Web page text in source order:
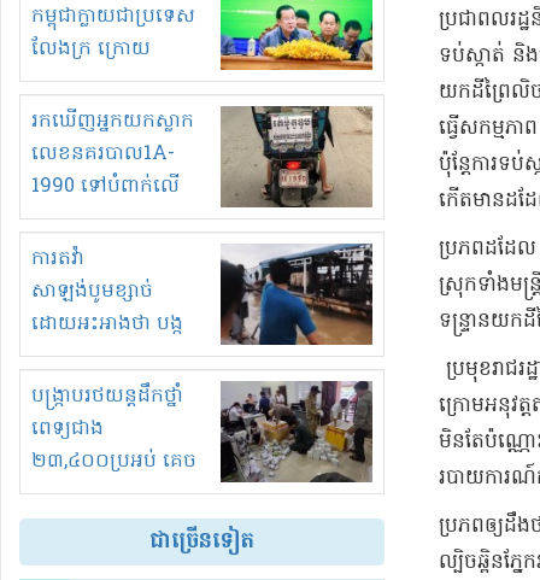
កម្ពុជាក្លាយជាប្រទេស
លែងក្រ ក្រោយ
ឆ្នាំ២០៣០
រកឃើញអ្នកយកស្លាក
លេខនគរបាល1A-
1990 ទៅបំពាក់លើ
ម៉ូតូរបស់ខ្លួន ដាកផ្លាក
រត់ឌុបហើយ
ការតវ៉ា
សាឡង់បូមខ្សាច់
ដោយអះអាងថា បង្ក
បាក់ច្រាំងទន្លេ និង
រំខានទាំងយប់ទាំងថ្ងៃ
បង្ក្រាបរថយន្តដឹកថ្នាំ
ពេទ្យជាង
២៣,៤០០ប្រអប់ គេច
ពន្ធនិងអត់ច្បាប់នាំ
ចូល!?
ជាច្រើនទៀត
ប្រជាពលរដ្
ទប់ស្កាត់ និ
យក​ដីព្រៃ​លិ
ធ្វើសកម្ម
ប៉ុន្តែ​ការទ
កើតមាន​ដ
ប្រភព​ដដែល
ស្រុក​ទាំង​មន្
ទន្ទ្រាន​យក​​
ប្រមុខ​រាជ
ក្រោម​អនុវត្
មិន​តែ​ប៉​ណ្ណោ
របាយការ
ប្រភព​ឲ្យ​ដឹង
ល្បិច​ឆ្ពិន​ភ្នែ